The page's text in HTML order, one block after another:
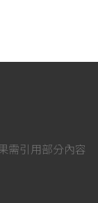
需引用部分內容